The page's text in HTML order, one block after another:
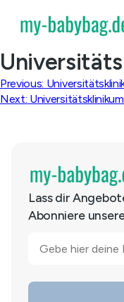
content
Previous:
Next:
Lass dir
Abonniere